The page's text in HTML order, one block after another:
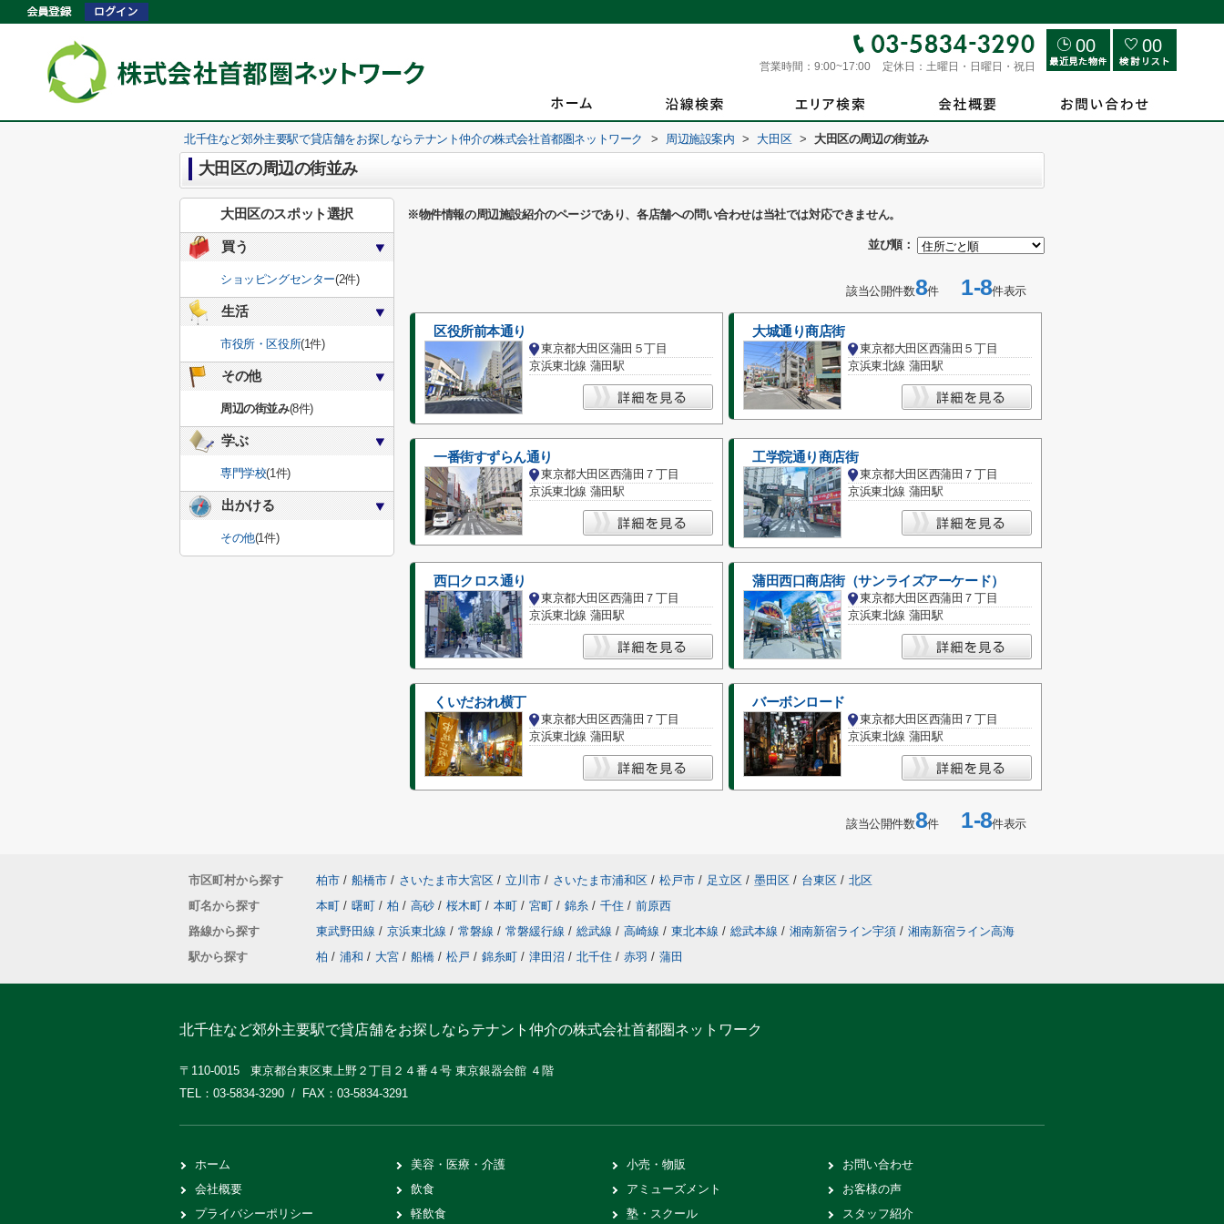
営業時間： 9:00~17:00 定休日： 土曜日・日曜日・祝日
00 00
北千住など郊外主要駅で貸店舗をお探しならテナント仲介の株式会社首都圏ネットワーク > 周辺施設案内 > 大田区 > 大田区の周辺の街並み
大田区の周辺の街並み
※物件情報の周辺施設紹介のページであり、各店舗への問い合わせは当社では対応できません。
並び順：
該当公開件数8件1-8件表示
区役所前本通り
東京都大田区蒲田５丁目
京浜東北線 蒲田駅
大城通り商店街
東京都大田区西蒲田５丁目
京浜東北線 蒲田駅
一番街すずらん通り
東京都大田区西蒲田７丁目
京浜東北線 蒲田駅
工学院通り商店街
東京都大田区西蒲田７丁目
京浜東北線 蒲田駅
西口クロス通り
東京都大田区西蒲田７丁目
京浜東北線 蒲田駅
蒲田西口商店街（サンライズアーケード）
東京都大田区西蒲田７丁目
京浜東北線 蒲田駅
くいだおれ横丁
東京都大田区西蒲田７丁目
京浜東北線 蒲田駅
バーボンロード
東京都大田区西蒲田７丁目
京浜東北線 蒲田駅
該当公開件数8件1-8件表示
大田区のスポット選択
買う
ショッピングセンター(2件)
生活
市役所・区役所(1件)
その他
周辺の街並み(8件)
学ぶ
専門学校(1件)
出かける
その他(1件)
市区町村から探す 柏市 / 船橋市 / さいたま市大宮区 / 立川市 / さいたま市浦和区 / 松戸市 / 足立区 / 墨田区 / 台東区 / 北区
町名から探す
本町 / 曙町 / 柏 / 高砂 / 桜木町 / 本町 / 宮町 / 錦糸 / 千住 / 前原西
路線から探す
東武野田線 / 京浜東北線 / 常磐線 / 常磐緩行線 / 総武線 / 高崎線 / 東北本線 / 総武本線 / 湘南新宿ライン宇須 / 湘南新宿ライン高海
駅から探す
柏 / 浦和 / 大宮 / 船橋 / 松戸 / 錦糸町 / 津田沼 / 北千住 / 赤羽 / 蒲田
北千住など郊外主要駅で貸店舗をお探しならテナント仲介の株式会社首都圏ネットワーク
〒110-0015 東京都台東区東上野２丁目２４番４号 東京銀器会館 ４階
TEL：03-5834-3290 / FAX：03-5834-3291
ホーム
会社概要
プライバシーポリシー
美容・医療・介護
飲食
軽飲食
小売・物販
アミューズメント
塾・スクール
お問い合わせ
お客様の声
スタッフ紹介